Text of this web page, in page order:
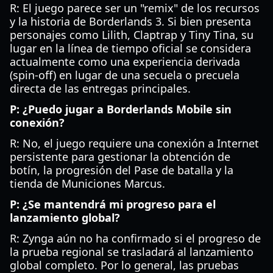
R: El juego parece ser un "remix" de los recursos
y la historia de Borderlands 3. Si bien presenta
personajes como Lilith, Claptrap y Tiny Tina, su
lugar en la línea de tiempo oficial se considera
actualmente como una experiencia derivada
(spin-off) en lugar de una secuela o precuela
directa de las entregas principales.
P: ¿Puedo jugar a Borderlands Mobile sin
conexión?
R: No, el juego requiere una conexión a Internet
persistente para gestionar la obtención de
botín, la progresión del Pase de batalla y la
tienda de Municiones Marcus.
P: ¿Se mantendrá mi progreso para el
lanzamiento global?
R: Zynga aún no ha confirmado si el progreso de
la prueba regional se trasladará al lanzamiento
global completo. Por lo general, las pruebas